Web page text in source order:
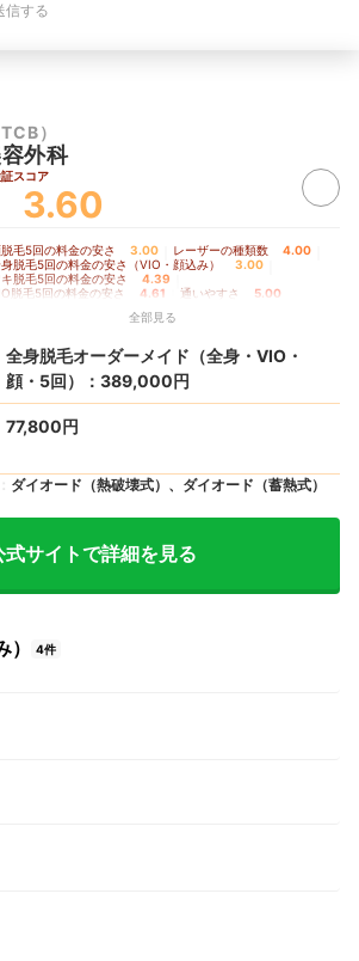
信する
）
外科
スコア
3.60
毛5回の料金の安さ 3.00 レーザーの種類数 4.00
脱毛5回の料金の安さ（VIO・顔込み） 3.00
キ脱毛5回の料金の安さ 4.39
脱毛5回の料金の安さ 4.61 通いやすさ
5.00
全部見る
全身脱毛オーダーメイド（全身・VIO・
顔・5回）：389,000円
77,800円
ダイオード（熱破壊式）、ダイオード（蓄熱式）
式サイトで詳細を見る
4件